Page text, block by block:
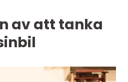
av att tanka